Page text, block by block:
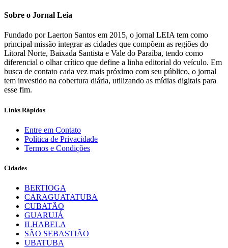
Sobre o Jornal Leia
Fundado por Laerton Santos em 2015, o jornal LEIA tem como
principal missão integrar as cidades que compõem as regiões do
Litoral Norte, Baixada Santista e Vale do Paraíba, tendo como
diferencial o olhar crítico que define a linha editorial do veículo. Em
busca de contato cada vez mais próximo com seu público, o jornal
tem investido na cobertura diária, utilizando as mídias digitais para
esse fim.
Links Rápidos
Entre em Contato
Política de Privacidade
Termos e Condições
Cidades
BERTIOGA
CARAGUATATUBA
CUBATÃO
GUARUJÁ
ILHABELA
SÃO SEBASTIÃO
UBATUBA